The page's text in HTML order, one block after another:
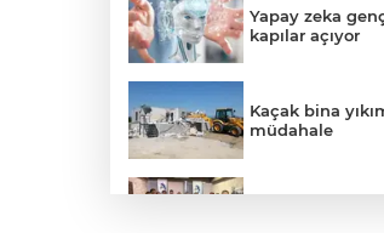
Yapay zeka
kapılar açıyor
Kaçak bina
müdahale